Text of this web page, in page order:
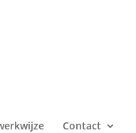
Contact